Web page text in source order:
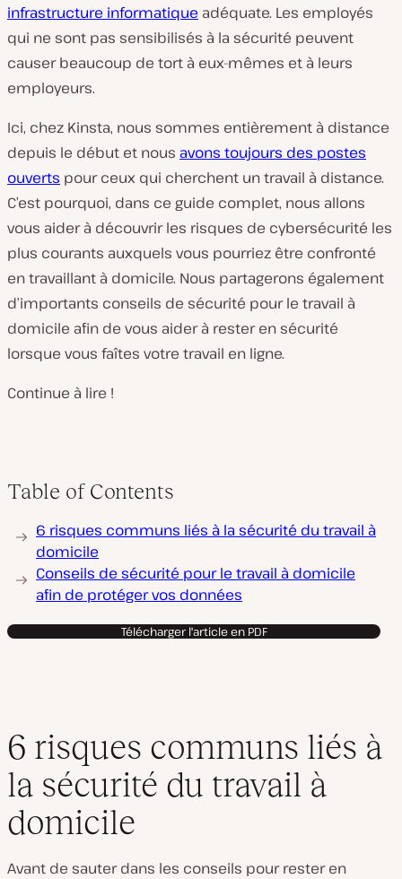
infrastructure informatique adéquate. Les employés
qui ne sont pas sensibilisés à la sécurité peuvent
causer beaucoup de tort à eux-mêmes et à leurs
employeurs.
Ici, chez Kinsta, nous sommes entièrement à distance
depuis le début et nous avons toujours des postes
ouverts pour ceux qui cherchent un travail à distance.
C’est pourquoi, dans ce guide complet, nous allons
vous aider à découvrir les risques de cybersécurité les
plus courants auxquels vous pourriez être confronté
en travaillant à domicile. Nous partagerons également
d’importants conseils de sécurité pour le travail à
domicile afin de vous aider à rester en sécurité
lorsque vous faîtes votre travail en ligne.
Continue à lire !
Table of Contents
6 risques communs liés à la sécurité du travail à
domicile
Conseils de sécurité pour le travail à domicile
afin de protéger vos données
Télécharger l'article en PDF
6 risques communs liés à
la sécurité du travail à
domicile
Avant de sauter dans les conseils pour rester en